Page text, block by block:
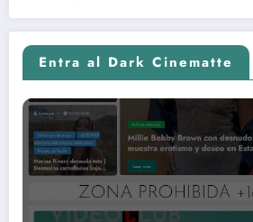
Entra al Dark Cinematte